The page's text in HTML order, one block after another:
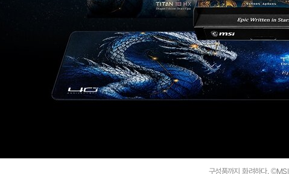
구성품까지 화려하다. ©MSI